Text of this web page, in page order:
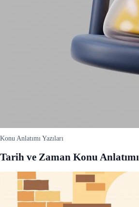
Konu Anlatımı Yazıları
Tarih ve Zaman Konu Anlatımı